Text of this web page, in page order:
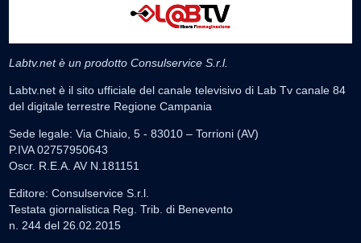
Labtv.net è un prodotto Consulservice S.r.l.
Labtv.net è il sito ufficiale del canale televisivo di Lab Tv canale 84
del digitale terrestre Regione Campania
Sede legale: Via Chiaio, 5 - 83010 – Torrioni (AV)
P.IVA 02757950643
Oscr. R.E.A. AV N.181151
Editore: Consulservice S.r.l.
Testata giornalistica Reg. Trib. di Benevento
n. 244 del 26.02.2015